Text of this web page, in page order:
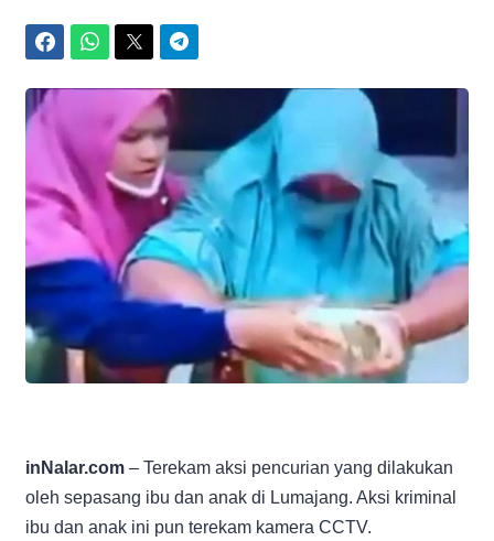
inNalar.com – Terekam aksi pencurian yang dilakukan
oleh sepasang ibu dan anak di Lumajang. Aksi kriminal
ibu dan anak ini pun terekam kamera CCTV.